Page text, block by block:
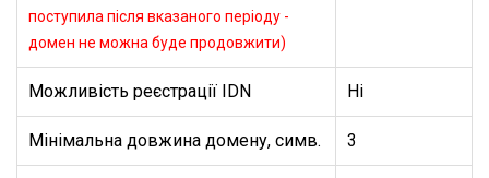
поступила після вказаного періоду -
домен не можна буде продовжити)
Можливість реєстрації IDN Ні
Мінімальна довжина домену, симв. 3